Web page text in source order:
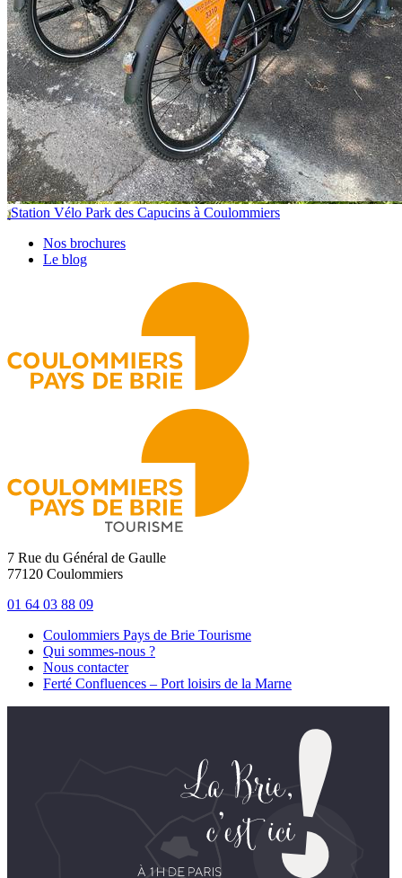
Station Vélo Park des Capucins à Coulommiers
Nos brochures
Le blog
7 Rue du Général de Gaulle
77120 Coulommiers
01 64 03 88 09
Coulommiers Pays de Brie Tourisme
Qui sommes-nous ?
Nous contacter
Ferté Confluences – Port loisirs de la Marne